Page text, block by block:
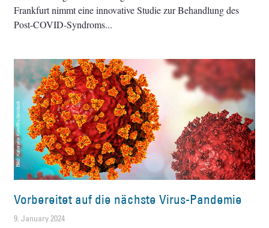
Frankfurt nimmt eine innovative Studie zur Behandlung des
Post-COVID-Syndroms
Vorbereitet auf die nächste Virus-Pandemie
9. January 2024